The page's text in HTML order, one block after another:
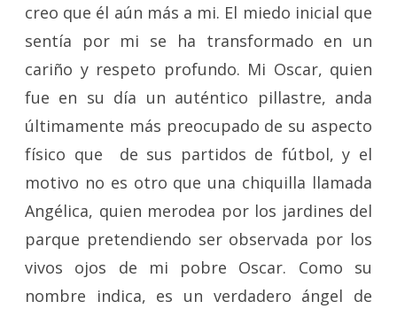
creo que él aún más a mi. El miedo inicial que
sentía por mi se ha transformado en un
cariño y respeto profundo. Mi Oscar, quien
fue en su día un auténtico pillastre, anda
últimamente más preocupado de su aspecto
físico que de sus partidos de fútbol, y el
motivo no es otro que una chiquilla llamada
Angélica, quien merodea por los jardines del
parque pretendiendo ser observada por los
vivos ojos de mi pobre Oscar. Como su
nombre indica, es un verdadero ángel de